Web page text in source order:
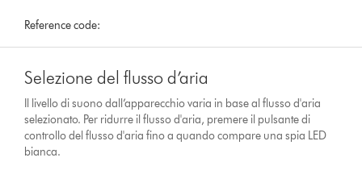
Reference code:
Selezione del flusso d’aria
Il livello di suono dall’apparecchio varia in base al flusso d'aria
selezionato. Per ridurre il flusso d'aria, premere il pulsante di
controllo del flusso d'aria fino a quando compare una spia LED
bianca.